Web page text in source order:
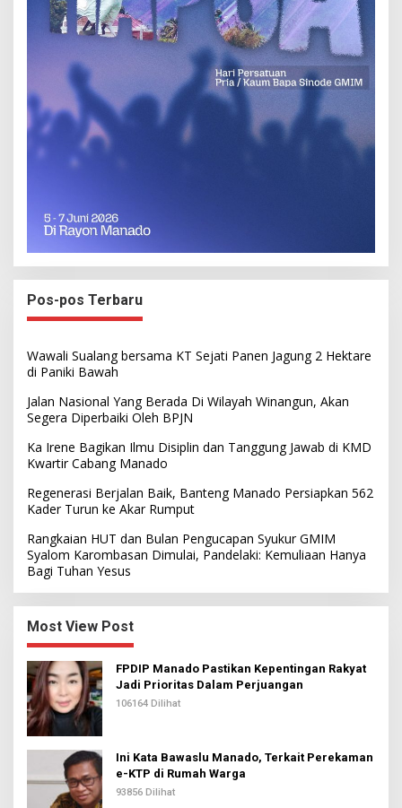
Pos-pos Terbaru
Wawali Sualang bersama KT Sejati Panen Jagung 2 Hektare
di Paniki Bawah
Jalan Nasional Yang Berada Di Wilayah Winangun, Akan
Segera Diperbaiki Oleh BPJN
Ka Irene Bagikan Ilmu Disiplin dan Tanggung Jawab di KMD
Kwartir Cabang Manado
Regenerasi Berjalan Baik, Banteng Manado Persiapkan 562
Kader Turun ke Akar Rumput
Rangkaian HUT dan Bulan Pengucapan Syukur GMIM
Syalom Karombasan Dimulai, Pandelaki: Kemuliaan Hanya
Bagi Tuhan Yesus
Most View Post
FPDIP Manado Pastikan Kepentingan Rakyat
Jadi Prioritas Dalam Perjuangan
106164 Dilihat
Ini Kata Bawaslu Manado, Terkait Perekaman
e-KTP di Rumah Warga
93856 Dilihat